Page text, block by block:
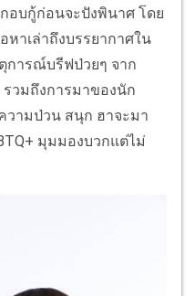
อบกู้ก่อนจะปังพินาศ โดย
หาเล่าถึงบรรยากาศใน
การณ์บรีฟป่วยๆ จาก
รวมถึงการมาของนัก
วามป่วน สนุก ฮาจะมา
+ มุมมองบวกแต่ไม่